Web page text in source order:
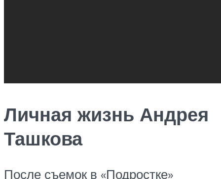
Личная жизнь Андрея
Ташкова
После съемок в «Подростке»